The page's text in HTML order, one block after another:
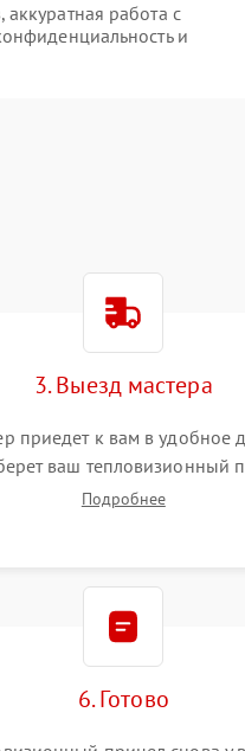
работа с
и
3. Выезд мастера
приедет к вам в удобное
ваш тепловизионный
склад для диагностики.
Подробнее
6. Готово